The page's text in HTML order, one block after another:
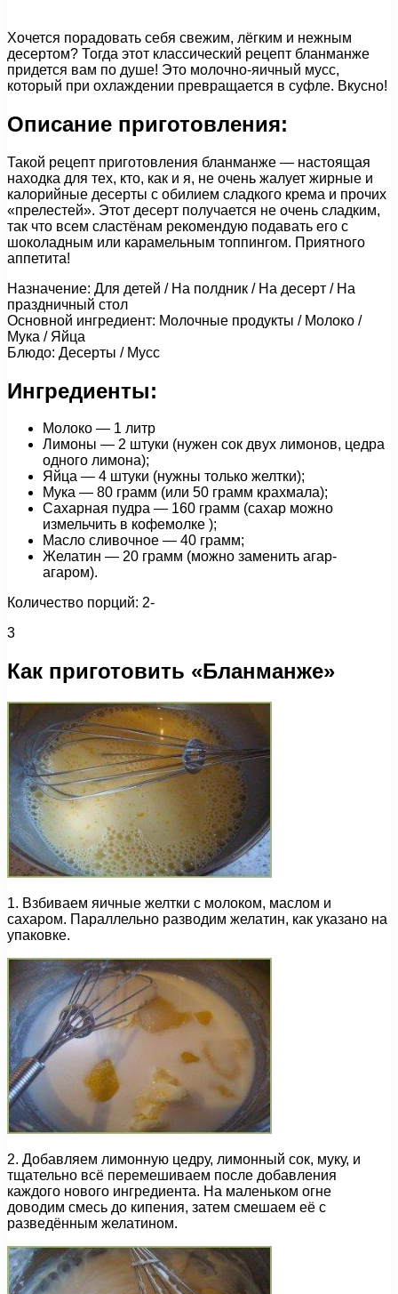
Хочется порадовать себя свежим, лёгким и нежным
десертом? Тогда этот классический рецепт бланманже
придется вам по душе! Это молочно-яичный мусс,
который при охлаждении превращается в суфле. Вкусно!
Описание приготовления:
Такой рецепт приготовления бланманже — настоящая
находка для тех, кто, как и я, не очень жалует жирные и
калорийные десерты с обилием сладкого крема и прочих
«прелестей». Этот десерт получается не очень сладким,
так что всем сластёнам рекомендую подавать его с
шоколадным или карамельным топпингом. Приятного
аппетита!
Назначение: Для детей / На полдник / На десерт / На
праздничный стол
Основной ингредиент: Молочные продукты / Молоко /
Мука / Яйца
Блюдо: Десерты / Мусс
Ингредиенты:
Молоко — 1 литр
Лимоны — 2 штуки (нужен сок двух лимонов, цедра
одного лимона);
Яйца — 4 штуки (нужны только желтки);
Мука — 80 грамм (или 50 грамм крахмала);
Сахарная пудра — 160 грамм (сахар можно
измельчить в кофемолке );
Масло сливочное — 40 грамм;
Желатин — 20 грамм (можно заменить агар-
агаром).
Количество порций: 2-
3
Как приготовить «Бланманже»
1. Взбиваем яичные желтки с молоком, маслом и
сахаром. Параллельно разводим желатин, как указано на
упаковке.
2. Добавляем лимонную цедру, лимонный сок, муку, и
тщательно всё перемешиваем после добавления
каждого нового ингредиента. На маленьком огне
доводим смесь до кипения, затем смешаем её с
разведённым желатином.